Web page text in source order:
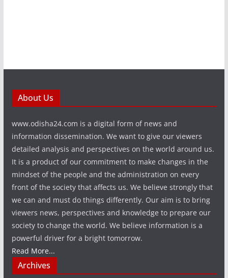
About Us
www.odisha24.com is a digital form of news and
information dissemination. We want to give our viewers
detailed analysis and perspectives on the world around us.
It is a product of our commitment to make changes in the
mindset of the people and the administration on every
front of the society that affects us. We believe strongly that
we can and must do things differently. Our aim is to bring
viewers news, perspectives and knowledge to prepare our
society to change the world. We believe information is a
powerful driver for a bright tomorrow.
Read More...
Archives